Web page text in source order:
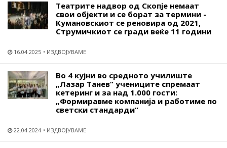
Театрите надвор од Скопје немаат
свои објекти и се борат за термини -
Кумановскиот се реновира од 2021,
Струмичкиот се гради веќе 11 години
16.04.2025 ИЗДВОЈУВАМЕ
Во 4 кујни во средното училиште
„Лазар Танев“ учениците спремаат
кетеринг и за над 1.000 гости:
„Формиравме компанија и работиме по
светски стандарди“
22.04.2024 ИЗДВОЈУВАМЕ